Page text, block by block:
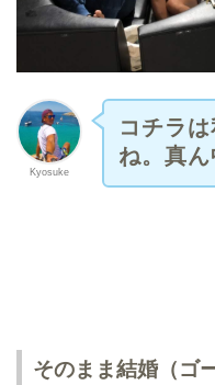
Kyosuke
コチラ
ね。真ん
そのまま結婚（ゴ